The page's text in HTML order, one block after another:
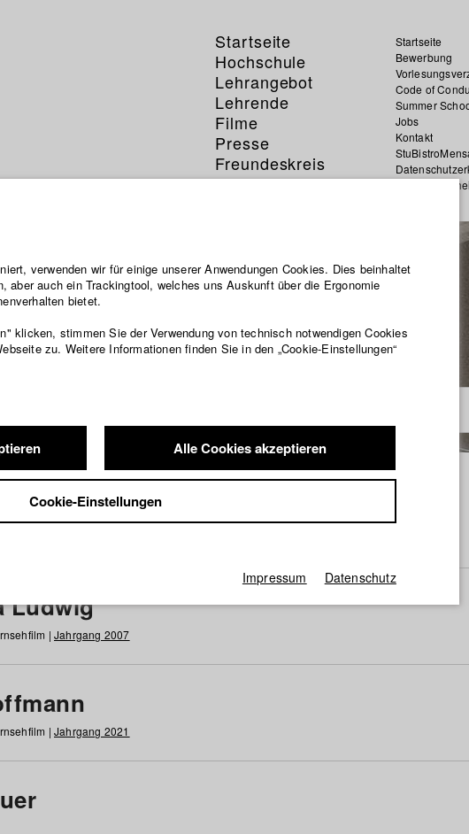
Startseite
Hochschule
Lehrangebot
Lehrende
Filme
Presse
Freundeskreis
Service
Startseite
Bewerbung
Code of
Summer
Jobs
Kontakt
n o p q r s t u v w x y z Alle
Ludwig
| Jahrgang 2007
| Jahrgang 2021
verwenden wir für einige unserer Anwendungen Cookies. Dies beinhaltet
aber auch ein Trackingtool, welches uns Auskunft über die Ergonomie
bietet.
klicken, stimmen Sie der Verwendung von technisch notwendigen Cookies
zu. Weitere Informationen finden Sie in den „Cookie-Einstellungen“
Alle Cookies akzeptieren
Cookie-Einstellungen
Impressum Datenschutz